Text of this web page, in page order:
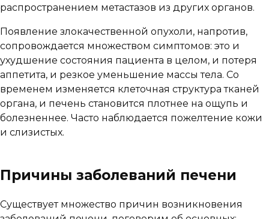
распространением метастазов из других органов.
Появление злокачественной опухоли, напротив,
сопровождается множеством симптомов: это и
ухудшение состояния пациента в целом, и потеря
аппетита, и резкое уменьшение массы тела. Со
временем изменяется клеточная структура тканей
органа, и печень становится плотнее на ощупь и
болезненнее. Часто наблюдается пожелтение кожи
и слизистых.
Причины заболеваний печени
Существует множество причин возникновения